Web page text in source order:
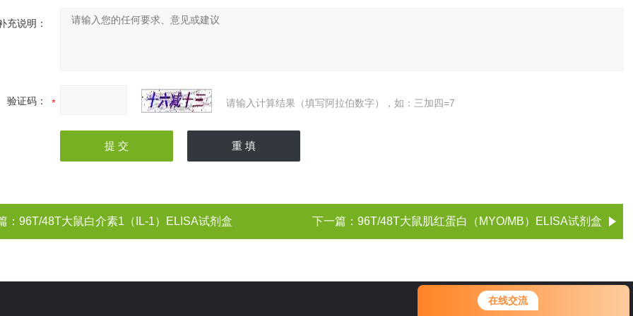
在线交流
您好！欢迎前来咨询，很高兴为您
服务，请问您要咨询什么问题呢？
充说明：
验证码： 请输入计算结果（填写阿拉伯数字），如：三加四=7
： 96T/48T大鼠白介素1（IL-1）ELISA试剂盒 下一篇： 96T/48T大鼠肌红蛋白（MYO/MB）ELISA试剂盒